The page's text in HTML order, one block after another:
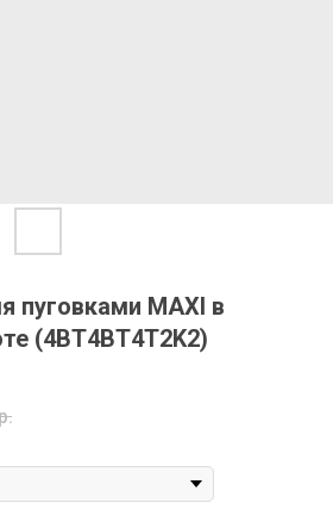
пуговками MAXI в
(4BT4BT4T2K2)